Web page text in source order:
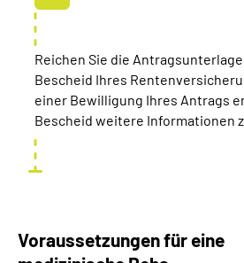
Reichen Sie die
Bescheid Ihres
einer Bewilligung Ihres Antrags
Bescheid weitere Informationen
Voraussetzungen für eine